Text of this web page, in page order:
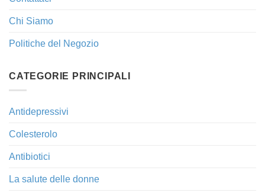
Chi Siamo
Politiche del Negozio
CATEGORIE PRINCIPALI
Antidepressivi
Colesterolo
Antibiotici
La salute delle donne